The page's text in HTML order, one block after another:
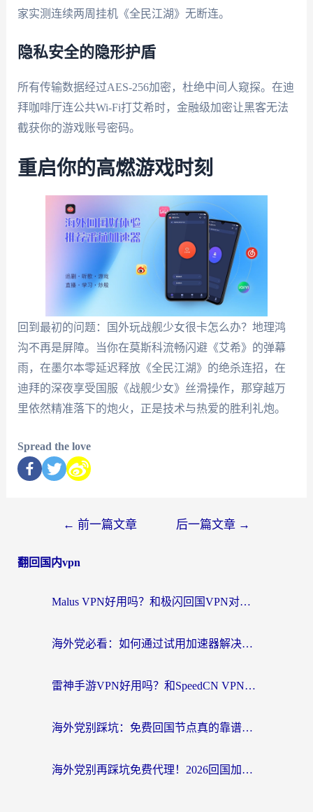
家实测连续两周挂机《全民江湖》无断连。
隐私安全的隐形护盾
所有传输数据经过AES-256加密，杜绝中间人窥探。在迪
拜咖啡厅连公共Wi-Fi打艾希时，金融级加密让黑客无法
截获你的游戏账号密码。
重启你的高燃游戏时刻
回到最初的问题：国外玩战舰少女很卡怎么办？地理鸿
沟不再是屏障。当你在莫斯科流畅闪避《艾希》的弹幕
雨，在墨尔本零延迟释放《全民江湖》的绝杀连招，在
迪拜的深夜享受国服《战舰少女》丝滑操作，那穿越万
里依然精准落下的炮火，正是技术与热爱的胜利礼炮。
Spread the love
← 前一篇文章 后一篇文章 →
翻回国内vpn
Malus VPN好用吗？和极闪回国VPN对比哪个回国效果更好？海外党亲测3款加速器+避坑指南
海外党必看：如何通过试用加速器解决国内APP地区限制？附2026最新对比测评
雷神手游VPN好用吗？和SpeedCN VPN对比哪个回国效果更好？海外党亲测3款加速器+避坑指南
海外党别踩坑：免费回国节点真的靠谱吗？教你选对加速器无缝访问国内资源
海外党别再踩坑免费代理！2026回国加速器全攻略：从选线到避坑，无缝访问国内资源